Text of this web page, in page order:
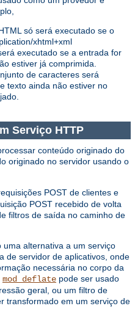
só será executado se o
xhtml+xml
executado se a entrada for
estiver já comprimida.
de caracteres será
texto ainda não estiver no
Serviço HTTP
conteúdo originado do
originado no servidor usando o
POST de clientes e
POST recebido de volta
filtros de saída no caminho de
uma alternativa a um serviço
de servidor de aplicativos, onde
necessária no corpo da
mod_deflate pode ser usado
geral, ou um filtro de
transformado em um serviço de